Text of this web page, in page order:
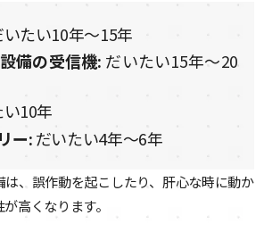
いたい10年〜15年
備の受信機: だいたい15年〜20
10年
ー:だいたい4年〜6年
、誤作動を起こしたり、肝心な時に動か
高くなります。